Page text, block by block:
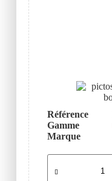
Référence
Gamme
Marque